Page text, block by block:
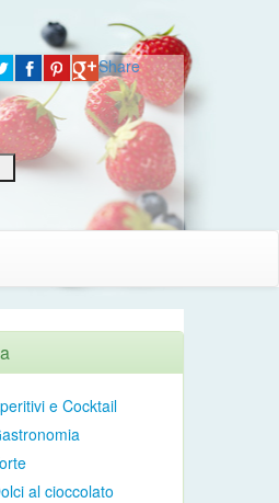
Share
e Cocktail
al cioccolato